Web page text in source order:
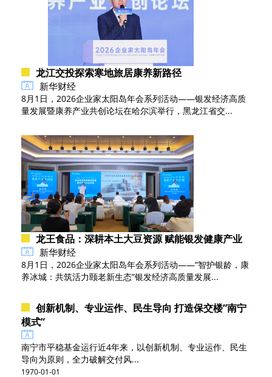
龙江交投探索寒地旅居康养新路径
新华财经
8月1日，2026企业家太阳岛年会系列活动——银发经济高质
量发展暨康养产业共创论坛在哈尔滨举行，黑龙江省交...
龙王食品：深耕本土大豆资源 赋能银发健康产业
新华财经
8月1日，2026企业家太阳岛年会系列活动——“智护银龄，康
养冰城：共筑活力颐老新生态”银发经济高质量发展...
创新机制、专业运作、民生导向 打造保交楼“南宁
模式”
南宁市平稳基金运行近4年来，以创新机制、专业运作、民生
导向为原则，全力破解交付风...
1970-01-01